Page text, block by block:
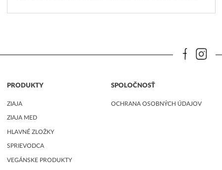
PRODUKTY
ZIAJA
ZIAJA MED
HLAVNÉ ZLOŽKY
SPRIEVODCA
VEGÁNSKE PRODUKTY
SPOLOČNOSŤ
OCHRANA OSOBNÝCH ÚDAJOV